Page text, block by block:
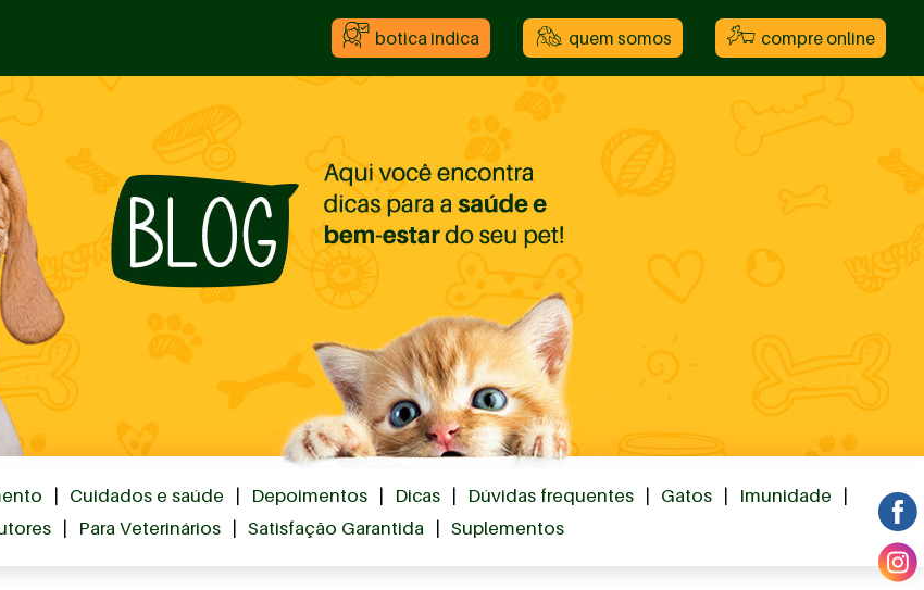
botica indica quem somos compre online
Cuidados e saúde Depoimentos Dicas Dúvidas frequentes Gatos Imunidade
Para Veterinários Satisfação Garantida Suplementos